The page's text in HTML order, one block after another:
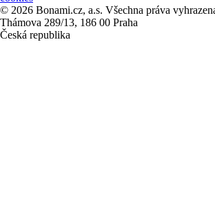
© 2026 Bonami.cz, a.s. Všechna práva
Thámova 289/13, 186 00 Praha
Česká republika